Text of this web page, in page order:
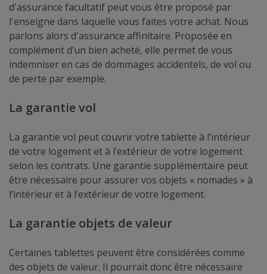
d'assurance facultatif peut vous être proposé par
l'enseigne dans laquelle vous faites votre achat. Nous
parlons alors d'assurance affinitaire. Proposée en
complément d’un bien acheté, elle permet de vous
indemniser en cas de dommages accidentels, de vol ou
de perte par exemple.
La garantie vol
La garantie vol peut couvrir votre tablette à l’intérieur
de votre logement et à l’extérieur de votre logement
selon les contrats. Une garantie supplémentaire peut
être nécessaire pour assurer vos objets « nomades » à
l’intérieur et à l’extérieur de votre logement.
La garantie objets de valeur
Certaines tablettes peuvent être considérées comme
des objets de valeur. Il pourrait donc être nécessaire